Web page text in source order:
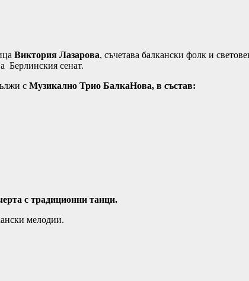
Виктория Лазарова, съчетава балкански фолк и
Берлинския сенат.
с Музикално Трио БалкаНова, в състав:
с традиционни танци.
мелодии.